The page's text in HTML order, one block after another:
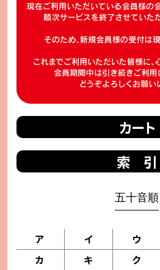
カート
索 引
五十音順
ア イ ウ
カ
キ ク